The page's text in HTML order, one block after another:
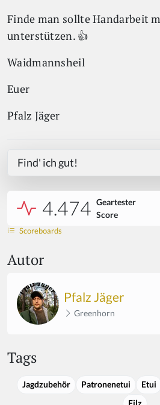
Finde man sollte Handarbeit
unterstützen. 👍
Waidmannsheil
Euer
Pfalz Jäger
Find' ich gut!
4.474 Geartester
Score
Scoreboards
Autor
Pfalz Jäger
Greenhorn
Tags
Jagdzubehör Patronenetui Etui